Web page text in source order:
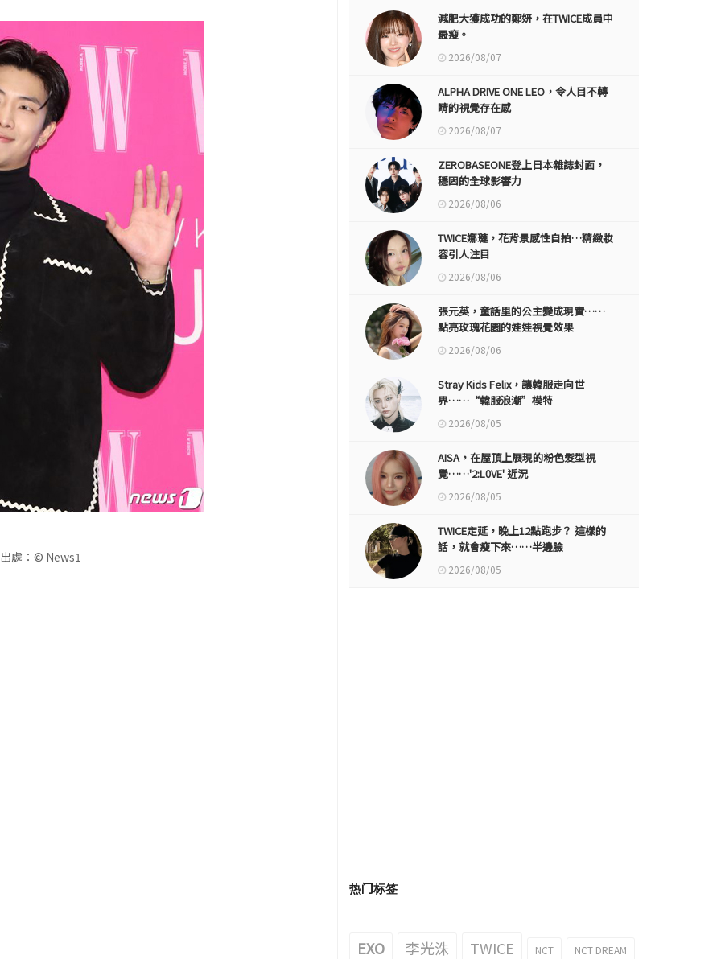
處：© News1
減肥大獲成功的鄭妍，在TWICE成員中
最瘦。
2026/08/07
ALPHA DRIVE ONE LEO，令人目不轉
睛的視覺存在感
2026/08/07
ZEROBASEONE登上日本雜誌封面，
穩固的全球影響力
2026/08/06
TWICE娜璉，花背景感性自拍…精緻妝
容引人注目
2026/08/06
張元英，童話里的公主變成現實……
點亮玫瑰花園的娃娃視覺效果
2026/08/06
Stray Kids Felix，讓韓服走向世
界……“韓服浪潮”模特
2026/08/05
AISA，在屋頂上展現的粉色髮型視
覺……'2:L0VE' 近況
2026/08/05
TWICE定延，晚上12點跑步？ 這樣的
話，就會瘦下來……半邊臉
2026/08/05
热门标签
EXO 李光洙 TWICE NCT NCT DREAM